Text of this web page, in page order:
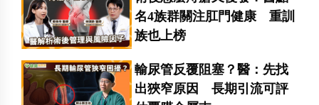
名4族群關注肛門健康 重訓
族也上榜
輸尿管反覆阻塞？醫：先找
出狹窄原因 長期引流可評